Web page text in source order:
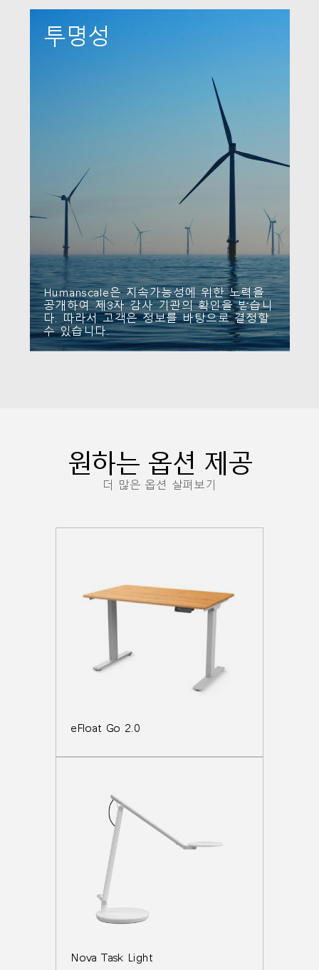
투명성
Humanscale은 지속가능성에 위한 노력을
공개하여 제3자 감사 기관의 확인을 받습니
다. 따라서 고객은 정보를 바탕으로 결정할
수 있습니다.
원하는 옵션 제공
더 많은 옵션 살펴보기
eFloat Go 2.0
Nova Task Light